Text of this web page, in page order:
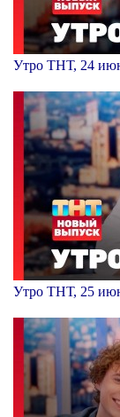
Утро ТНТ, 24
Утро ТНТ, 25